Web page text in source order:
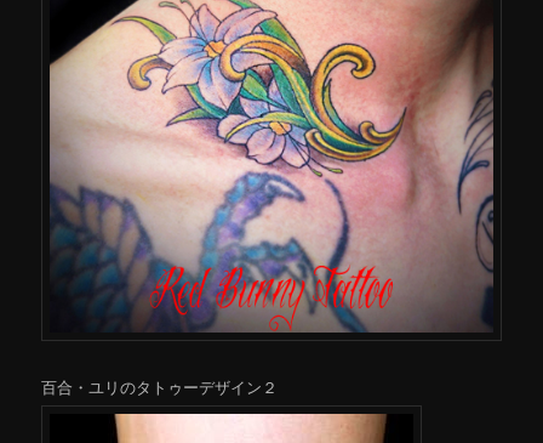
百合・ユリのタトゥーデザイン２